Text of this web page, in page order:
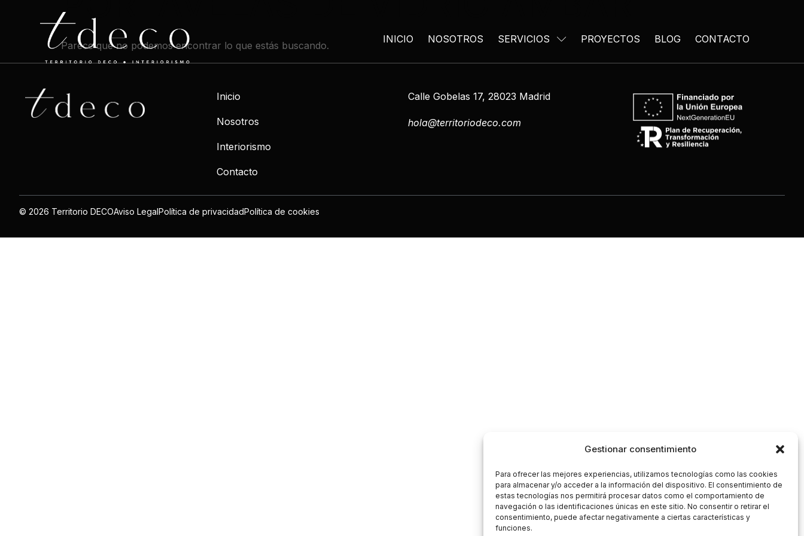
Gestionar consentimiento
Para ofrecer las mejores experiencias, utilizamos tecnologías como las cookies
para almacenar y/o acceder a la información del dispositivo. El consentimiento de
estas tecnologías nos permitirá procesar datos como el comportamiento de
navegación o las identificaciones únicas en este sitio. No consentir o retirar el
consentimiento, puede afectar negativamente a ciertas características y
funciones.
INICIO NOSOTROS SERVICIOS PROYECTOS BLOG CONTACTO
Parece que no podemos encontrar lo que estás buscando.
Inicio
Nosotros
Interiorismo
Contacto
Calle Gobelas 17, 28023 Madrid
hola@territoriodeco.com
© 2026 Territorio DECOAviso LegalPolítica de privacidadPolítica de cookies